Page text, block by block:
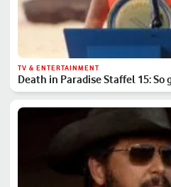
TV & ENTERTAINMENT
Death in Paradise Staffel 15: